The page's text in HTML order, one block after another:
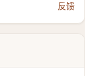
反馈